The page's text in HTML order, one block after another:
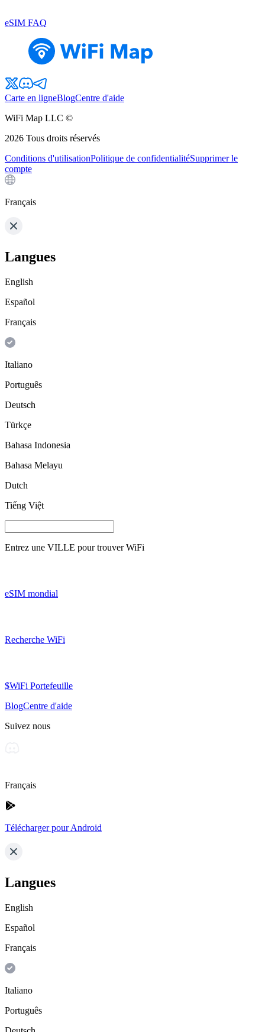
eSIM FAQ
Carte en ligneBlogCentre d'aide
WiFi Map LLC ©
2026 Tous droits réservés
Conditions d'utilisationPolitique de confidentialitéSupprimer le
compte
Français
Langues
English
Español
Français
Italiano
Português
Deutsch
Türkçe
Bahasa Indonesia
Bahasa Melayu
Dutch
Tiếng Việt
Entrez une VILLE pour trouver WiFi
eSIM mondial
Recherche WiFi
$WiFi Portefeuille
BlogCentre d'aide
Suivez nous
Français
Télécharger pour Android
Langues
English
Español
Français
Italiano
Português